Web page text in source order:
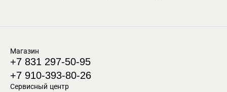
Магазин
+7 831 297-50-95
+7 910-393-80-26
Сервисный центр